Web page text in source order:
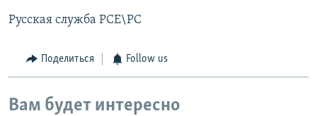
Русская служба РСЕ\РС
Поделиться Follow us
Вам будет интересно